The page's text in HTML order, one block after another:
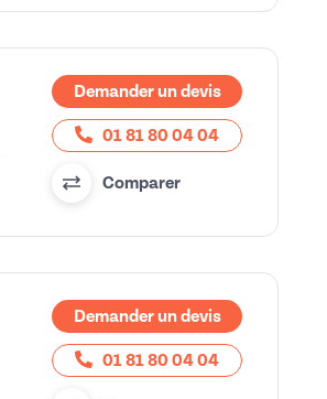
Demander un devis
01 81 80 04 04
Comparer
Demander un devis
01 81 80 04 04